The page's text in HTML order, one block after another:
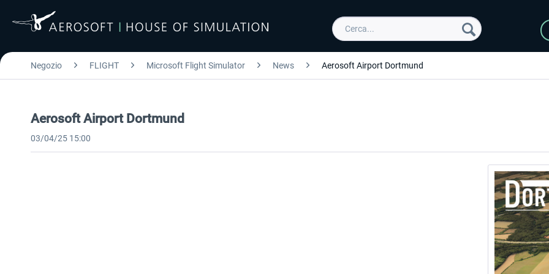
Negozio FLIGHT Microsoft Flight Simulator News Aerosoft Airport Dortmund
Aerosoft Airport Dortmund
03/04/25 15:00